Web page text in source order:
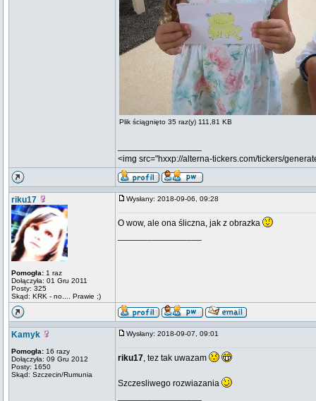
Plik ściągnięto 35 raz(y) 111,81 KB
<img src="hxxp://alterna-tickers.com/tickers/
riku17
Pomogła: 1 raz
Dołączyła: 01 Gru 2011
Posty: 325
Skąd: KRK - no.... Prawie ;)
Wysłany: 2018-09-06, 09:28
O wow, ale ona śliczna, jak z obrazka
Kamyk
Pomogła: 16 razy
Dołączyła: 09 Gru 2012
Posty: 1650
Skąd: Szczecin/Rumunia
Wysłany: 2018-09-07, 09:01
riku17, tez tak uwazam
Szczesliwego rozwiazania